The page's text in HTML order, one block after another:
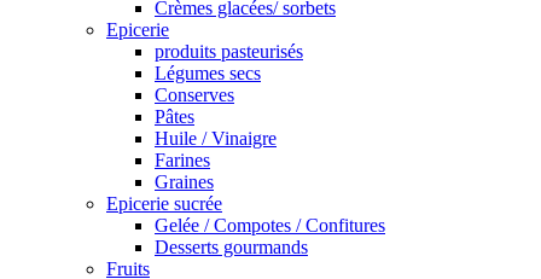
Crèmes glacées/ sorbets
Epicerie
produits pasteurisés
Légumes secs
Conserves
Pâtes
Huile / Vinaigre
Farines
Graines
Epicerie sucrée
Gelée / Compotes / Confitures
Desserts gourmands
Fruits